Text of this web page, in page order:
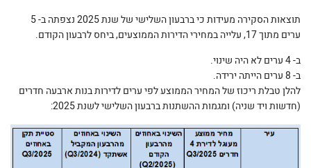
תוצאות הסקירה מעידות כי ברבעון השלישי של שנת 2025 נצפתה ב- 5
ערים מתוך 17, עלייה במחירי הדירות הממוצעים, ביחס לרבעון הקודם.
ב- 4 ערים לא היה שינוי.
ב- 8 ערים הייתה ירידה.
להלן טבלת ריכוז של המחיר הממוצע לפי ערים לדירות בנות ארבעה חדרים
(חדשות ויד שניה) ומגמות ההשתנות ברבעון השלישי לשנת 2025: